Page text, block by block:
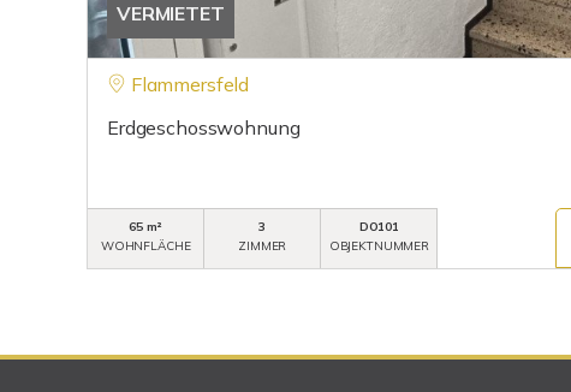
VERMIETET
Flammersfeld
Erdgeschosswohnung
65 m²
WOHNFLÄCHE
3
ZIMMER
DO101
OBJEKTNUMMER